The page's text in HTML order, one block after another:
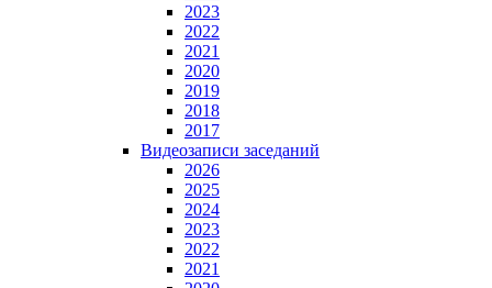
2023
2022
2021
2020
2019
2018
2017
Видеозаписи заседаний
2026
2025
2024
2023
2022
2021